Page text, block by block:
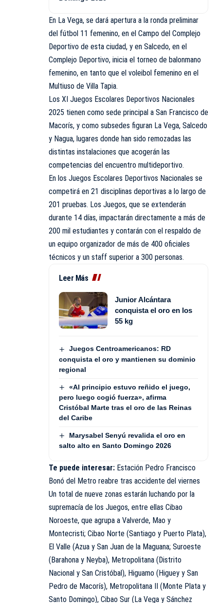
En La Vega, se dará apertura a la ronda preliminar
del fútbol 11 femenino, en el Campo del Complejo
Deportivo de esta ciudad, y en Salcedo, en el
Complejo Deportivo, inicia el torneo de balonmano
femenino, en tanto que el voleibol femenino en el
Multiuso de Villa Tapia.
Los XI Juegos Escolares Deportivos Nacionales
2025 tienen como sede principal a San Francisco de
Macorís, y como subsedes figuran La Vega, Salcedo
y Nagua, lugares donde han sido remozadas las
distintas instalaciones que acogerán las
competencias del encuentro multideportivo.
En los Juegos Escolares Deportivos Nacionales se
competirá en 21 disciplinas deportivas a lo largo de
201 pruebas. Los Juegos, que se extenderán
durante 14 días, impactarán directamente a más de
200 mil estudiantes y contarán con el respaldo de
un equipo organizador de más de 400 oficiales
técnicos y un staff superior a 300 personas.
Leer Más
Junior Alcántara
conquista el oro en los
55 kg
Juegos Centroamericanos: RD
conquista el oro y mantienen su dominio
regional
«Al principio estuvo reñido el juego,
pero luego cogió fuerza», afirma
Cristóbal Marte tras el oro de las Reinas
del Caribe
Marysabel Senyú revalida el oro en
salto alto en Santo Domingo 2026
Te puede interesar: Estación Pedro Francisco
Bonó del Metro reabre tras accidente del viernes
Un total de nueve zonas estarán luchando por la
supremacía de los Juegos, entre ellas Cibao
Noroeste, que agrupa a Valverde, Mao y
Montecristi; Cibao Norte (Santiago y Puerto Plata),
El Valle (Azua y San Juan de la Maguana; Suroeste
(Barahona y Neyba), Metropolitana (Distrito
Nacional y San Cristóbal), Higuamo (Higuey y San
Pedro de Macorís), Metropolitana II (Monte Plata y
Santo Domingo), Cibao Sur (La Vega y Sánchez